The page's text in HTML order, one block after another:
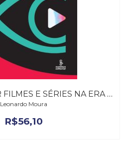
COMO ANALISAR FILMES E SÉRIES NA ERA DO STREAMING
Leonardo Moura
R$56,10